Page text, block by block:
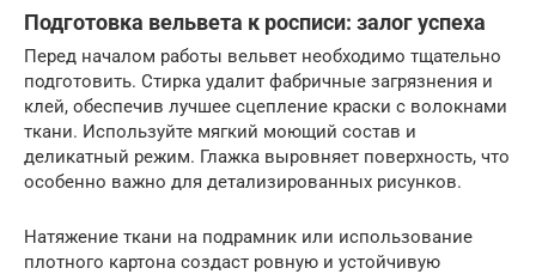
Подготовка вельвета к росписи: залог успеха
Перед началом работы вельвет необходимо тщательно
подготовить. Стирка удалит фабричные загрязнения и
клей, обеспечив лучшее сцепление краски с волокнами
ткани. Используйте мягкий моющий состав и
деликатный режим. Глажка выровняет поверхность, что
особенно важно для детализированных рисунков.
Натяжение ткани на подрамник или использование
плотного картона создаст ровную и устойчивую